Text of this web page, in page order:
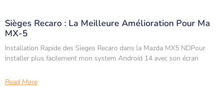
Sièges Recaro : La Meilleure Amélioration Pour Ma
MX-5
Installation Rapide des Sieges Recaro dans la Mazda MX5 NDPour
installer plus facilement mon system Android 14 avec son écran
Read More